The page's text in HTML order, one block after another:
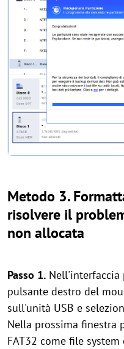
Metodo 3.
risolvere il
non allocata
Passo 1. Nell'interfaccia
pulsante destro del
sull'unità USB e
Nella prossima finestra
FAT32 come file